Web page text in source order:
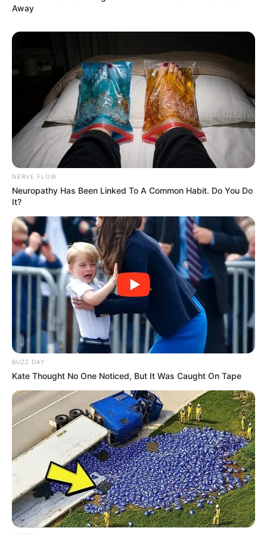
Serem! 9 Chat Ojek Online &
Pelanggan Ini Bikin Auto
Merinding
Away
NERVE FLOW
Neuropathy Has Been Linked To A Common Habit. Do You Do
It?
BUZZ DAY
Kate Thought No One Noticed, But It Was Caught On Tape